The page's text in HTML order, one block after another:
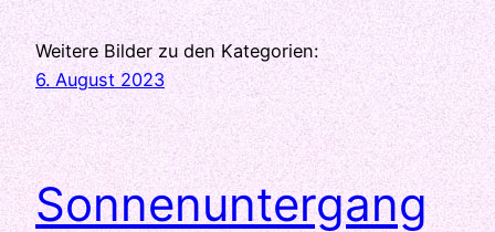
Weitere Bilder zu den Kategorien:
6. August 2023
Sonnenuntergang